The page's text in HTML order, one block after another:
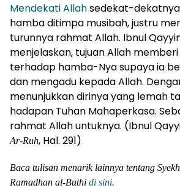
Mendekati Allahsedekat-
hamba ditimpa musibah, justru
turunnya rahmat Allah. Ibnul
menjelaskan, tujuan Allah
terhadap hamba-Nya supaya ia
dan mengadu kepada Allah.
menunjukkan dirinya yang lemah
hadapan Tuhan Mahaperkasa.
rahmat Allah untuknya. (Ibnul
Ar-Ruh, Hal. 291)
Baca tulisan menarik lainnya tentang
Ramadhan al-Buthi di sini.